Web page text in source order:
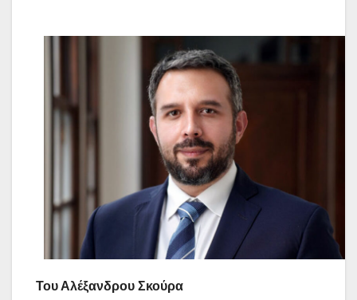
Του Αλέξανδρου Σκούρα